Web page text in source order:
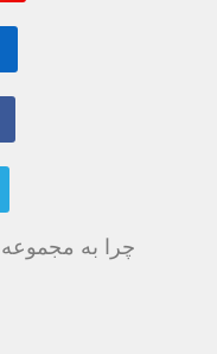
چرا به مجموعه